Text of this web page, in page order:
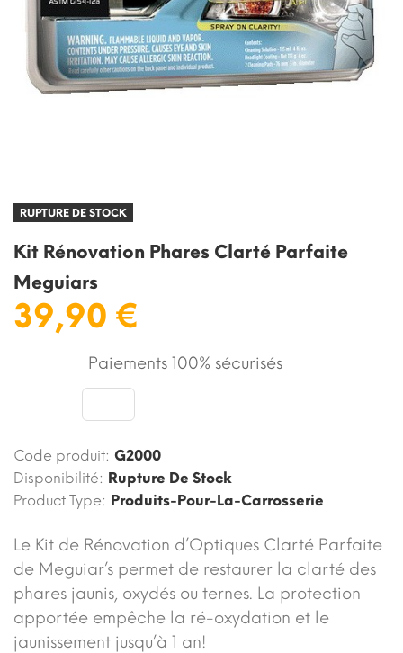
RUPTURE DE STOCK
Kit Rénovation Phares Clarté Parfaite
Meguiars
39,90 €
Paiements 100% sécurisés
Code produit: G2000
Disponibilité: Rupture De Stock
Product Type: Produits-Pour-La-Carrosserie
Le Kit de Rénovation d’Optiques Clarté Parfaite
de Meguiar’s permet de restaurer la clarté des
phares jaunis, oxydés ou ternes. La protection
apportée empêche la ré-oxydation et le
jaunissement jusqu’à 1 an!